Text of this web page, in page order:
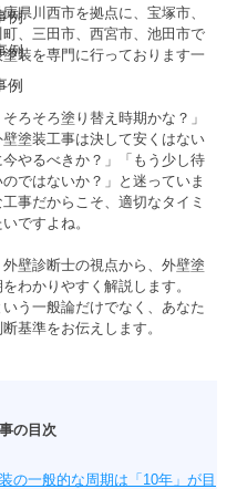
例
例
例
県川西市を拠点に、宝塚市、
、三田市、西宮市、池田市で
装を専門に行っております一
そろそろ塗り替え時期かな？」
壁塗装工事は決して安くはない
やるべきか？」「もう少し待
ではないか？」と迷っていま
事だからこそ、適切なタイミ
ですよね。
壁診断士の視点から、外壁塗
わかりやすく解説します。
いう一般論だけでなく、あなた
基準をお伝えします。
の目次
の一般的な周期は「10年」が目